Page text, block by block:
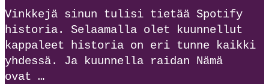
Vinkkejä sinun tulisi tietää Spotify
historia. Selaamalla olet kuunnellut
kappaleet historia on eri tunne kaikki
yhdessä. Ja kuunnella raidan Nämä
ovat …